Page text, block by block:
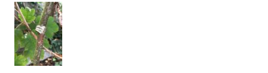
Mannen
Koopjes